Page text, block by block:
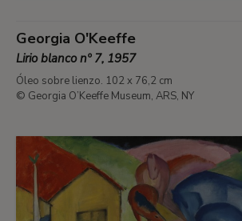
Georgia O'Keeffe
Lirio blanco nº 7, 1957
Óleo sobre lienzo. 102 x 76,2 cm
© Georgia O’Keeffe Museum, ARS, NY